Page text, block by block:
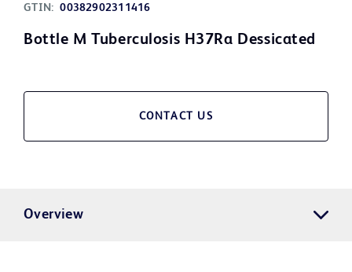
GTIN: 00382902311416
Bottle M Tuberculosis H37Ra Dessicated
CONTACT US
Overview